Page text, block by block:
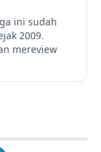
ini sudah
2009.
mereview